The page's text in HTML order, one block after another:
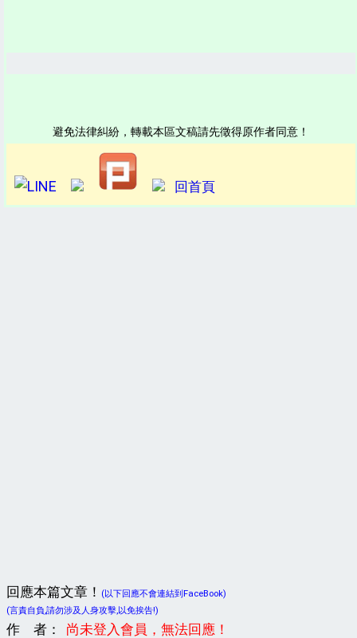
避免法律糾紛，轉載本區文稿請先徵得原作者同意！
回首頁
回應本篇文章！
(以下回應不會連結到FaceBook)
(言責自負,請勿涉及人身攻擊,以免挨告!)
作 者：
尚未登入會員，無法回應！